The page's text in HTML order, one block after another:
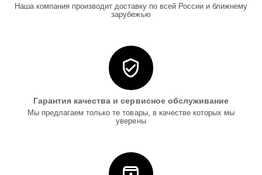
Наша компания производит доставку по всей России и ближнему
зарубежью
Гарантия качества и сервисное обслуживание
Мы предлагаем только те товары, в качестве которых мы
уверены